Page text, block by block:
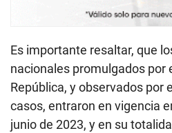
Es importante resaltar, que
nacionales promulgados por
República, y observados por
casos, entraron en vigencia
junio de 2023, y en su